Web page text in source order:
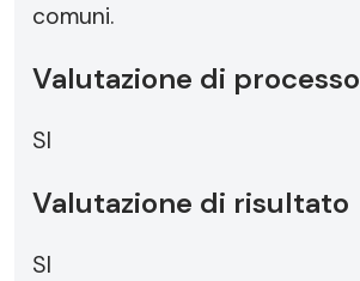
comuni.
Valutazione di processo
SI
Valutazione di risultato
SI